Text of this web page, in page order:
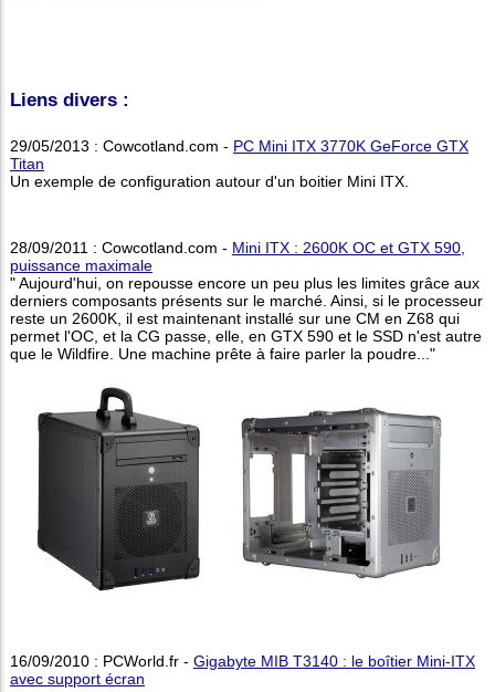
Liens divers :
29/05/2013 : Cowcotland.com - PC Mini ITX 3770K GeForce GTX
Titan
Un exemple de configuration autour d'un boitier Mini ITX.
28/09/2011 : Cowcotland.com - Mini ITX : 2600K OC et GTX 590,
puissance maximale
" Aujourd'hui, on repousse encore un peu plus les limites grâce aux
derniers composants présents sur le marché. Ainsi, si le processeur
reste un 2600K, il est maintenant installé sur une CM en Z68 qui
permet l'OC, et la CG passe, elle, en GTX 590 et le SSD n'est autre
que le Wildfire. Une machine prête à faire parler la poudre..."
16/09/2010 : PCWorld.fr - Gigabyte MIB T3140 : le boîtier Mini-ITX
avec support écran